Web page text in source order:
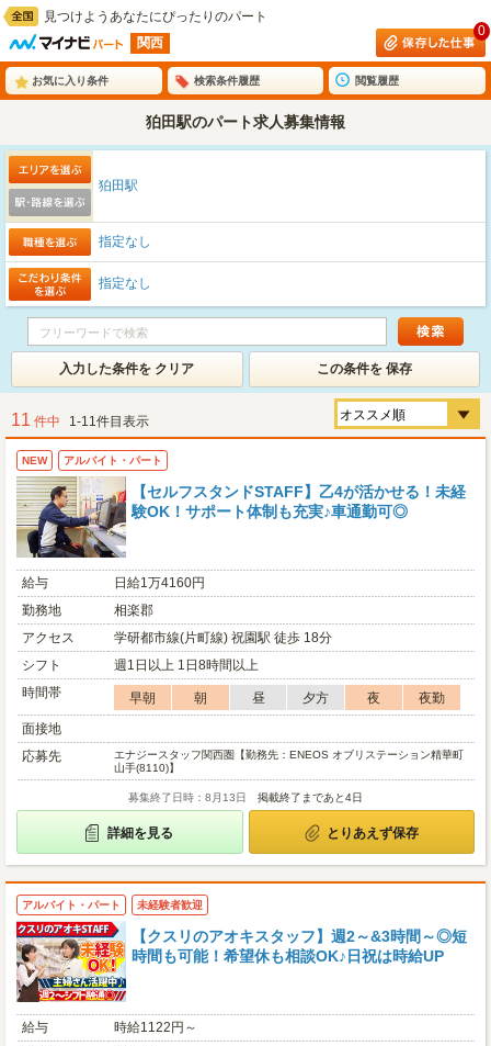
見つけようあなたにぴったりのパート
関西
0
お気に入り条件 検索条件履歴 閲覧履歴
狛田駅のパート求人募集情報
狛田駅
指定なし
指定なし
入力した条件を クリア この条件を 保存
11 件中 1-11件目表示
NEW アルバイト・パート
【セルフスタンドSTAFF】乙4が活かせる！未経
験OK！サポート体制も充実♪車通勤可◎
給与
日給1万4160円
勤務地
相楽郡
アクセス
学研都市線(片町線) 祝園駅 徒歩 18分
シフト
週1日以上 1日8時間以上
時間帯
早朝 朝 昼 夕方 夜
夜勤
面接地
応募先
エナジースタッフ関西圏【勤務先：ENEOS オブリステーション精華町
山手(8110)】
募集終了日時：8月13日 掲載終了まであと4日
詳細を見る とりあえず保存
アルバイト・パート 未経験者歓迎
【クスリのアオキスタッフ】週2～&3時間～◎短
時間も可能！希望休も相談OK♪日祝は時給UP
給与
時給1122円～